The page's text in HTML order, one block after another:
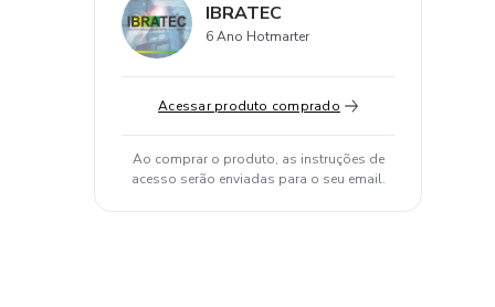
IBRATEC
6 Ano Hotmarter
Acessar produto comprado
Ao comprar o produto, as instruções de
acesso serão enviadas para o seu email.